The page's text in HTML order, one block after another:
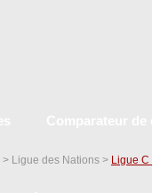
> Ligue des Nations > Ligue